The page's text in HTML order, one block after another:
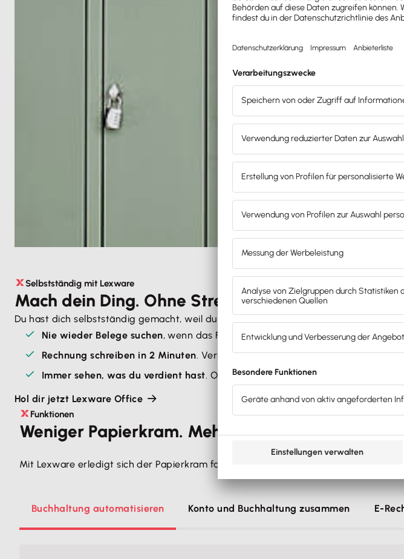
Selbstständig mit Lexware
Mach dein Ding. Ohne Stress!
Du hast dich selbstständig gemacht, weil du etwas kannst, das du liebst. Nicht
Nie wieder Belege suchen, wenn das Finanzamt fragt.
Rechnung schreiben in 2 Minuten. Versenden. Fertig.
Immer sehen, was du verdient hast. Ohne Nachrechnen.
Hol dir jetzt Lexware Office
Funktionen
Weniger Papierkram. Mehr Zeit für dein Business.
Mit Lexware erledigt sich der Papierkram fast von selbst. Du machst dein Ding.
Buchhaltung automatisieren Konto und Buchhaltung zusammen E-